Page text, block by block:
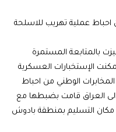
احباط عملية تهريب للاسلحة
بالمتابعة المستمرة
الإستخبارات العسكرية
الوطني من احباط
العراق قامت بضبطها مع
مكان التسليم بمنطقة بادوش